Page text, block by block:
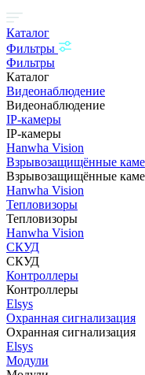
Каталог
Фильтры
Фильтры
Каталог
Видеонаблюдение
Видеонаблюдение
IP-камеры
IP-камеры
Hanwha Vision
Взрывозащищённые
Взрывозащищённые
Hanwha Vision
Тепловизоры
Тепловизоры
Hanwha Vision
СКУД
СКУД
Контроллеры
Контроллеры
Elsys
Охранная сигнализация
Охранная сигнализация
Elsys
Модули